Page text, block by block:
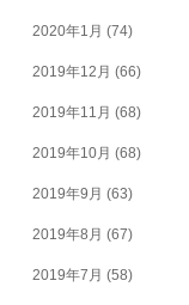
2020年1月 (74)
2019年12月 (66)
2019年11月 (68)
2019年10月 (68)
2019年9月 (63)
2019年8月 (67)
2019年7月 (58)